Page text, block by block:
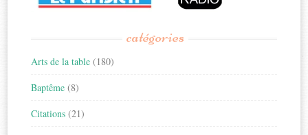
catégories
Arts de la table (180)
Baptême (8)
Citations (21)